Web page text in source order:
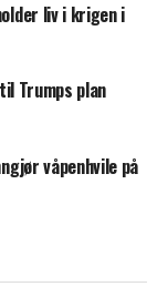
liv i krigen i
Trumps plan
våpenhvile på